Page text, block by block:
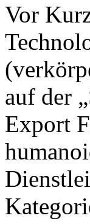
Vor
auf der
Export